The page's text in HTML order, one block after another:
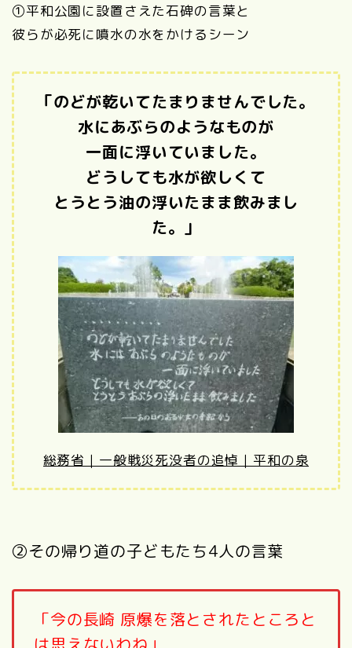
①平和公園に設置さえた石碑の言葉と
彼らが必死に噴水の水をかけるシーン
「のどが乾いてたまりませんでした。
水にあぶらのようなものが
一面に浮いていました。
どうしても水が欲しくて
とうとう油の浮いたまま飲みまし
た。」
総務省｜一般戦災死没者の追悼｜平和の泉
②その帰り道の子どもたち4人の言葉
「今の長崎 原爆を落とされたところと